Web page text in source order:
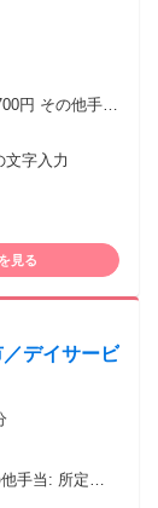
他手
文字入力
見る
デイサービ